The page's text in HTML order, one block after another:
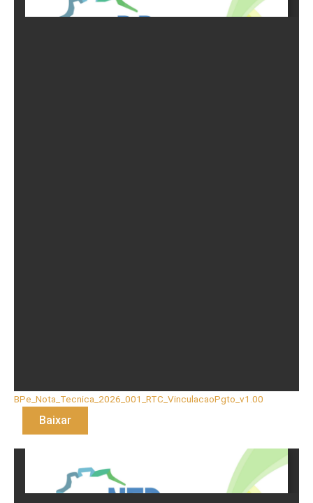
BPe_Nota_Tecnica_2026_001_RTC_VinculacaoPgto_v1.00
Baixar